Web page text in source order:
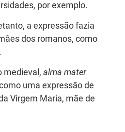
por exemplo.
a expressão fazia
dos romanos, como
medieval, alma mater
uma expressão de
Virgem Maria, mãe de